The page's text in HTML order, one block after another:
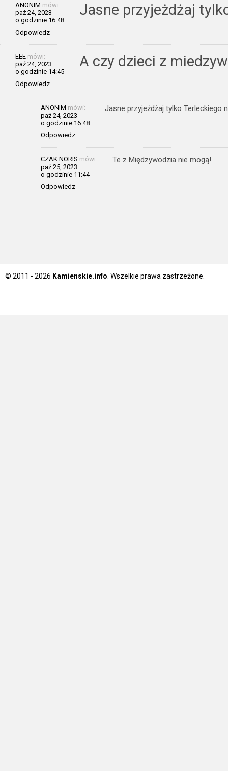
ANONIM mówi:
paź 24, 2023
o godzinie 16:48
Odpowiedz
Jasne przyjeżdżaj
EEE mówi:
paź 24, 2023
o godzinie 14:45
Odpowiedz
A czy dzieci z
ANONIM mówi:
paź 24, 2023
o godzinie 16:48
Odpowiedz
Jasne przyjeżdżaj tylko Terleckiego
CZAK NORIS mówi:
paź 25, 2023
o godzinie 11:44
Odpowiedz
Te z Międzywodzia nie mogą!
© 2011 - 2026 Kamienskie.info . Wszelkie prawa zastrzeżone.